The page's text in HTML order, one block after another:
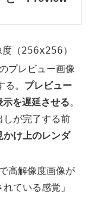
（256x256）
プレビュー画像
。 プレビュー
を遅延させる。
しが完了する前
かけ上のレンダ
高解像度画像が
ている感覚」